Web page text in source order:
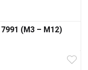
(M3 – M12)